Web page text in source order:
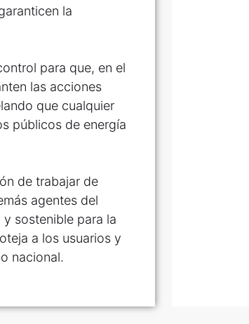
la
para que, en el
las acciones
que cualquier
públicos de energía
de trabajar de
agentes del
sostenible para la
a los usuarios y
nacional.